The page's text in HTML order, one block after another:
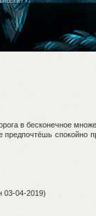
в бесконечное
спокойно
03-04-2019)